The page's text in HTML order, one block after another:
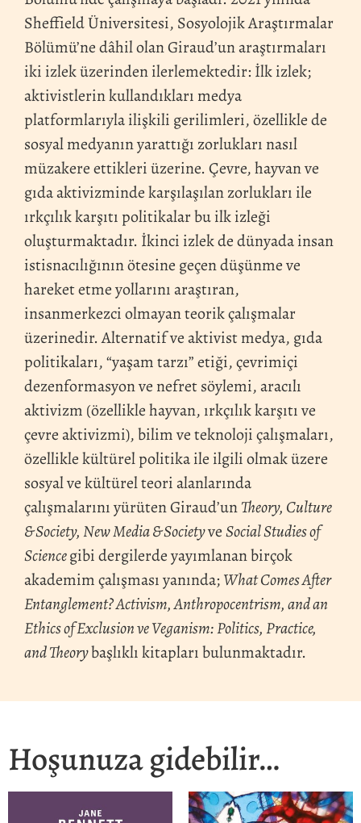
Sheffield Üniversitesi, Sosyolojik Araştırmalar
Bölümü’ne dâhil olan Giraud’un araştırmaları
iki izlek üzerinden ilerlemektedir: İlk izlek;
aktivistlerin kullandıkları medya
platformlarıyla ilişkili gerilimleri, özellikle de
sosyal medyanın yarattığı zorlukları nasıl
müzakere ettikleri üzerine. Çevre, hayvan ve
gıda aktivizminde karşılaşılan zorlukları ile
ırkçılık karşıtı politikalar bu ilk izleği
oluşturmaktadır. İkinci izlek de dünyada insan
istisnacılığının ötesine geçen düşünme ve
hareket etme yollarını araştıran,
insanmerkezci olmayan teorik çalışmalar
üzerinedir. Alternatif ve aktivist medya, gıda
politikaları, “yaşam tarzı” etiği, çevrimiçi
dezenformasyon ve nefret söylemi, aracılı
aktivizm (özellikle hayvan, ırkçılık karşıtı ve
çevre aktivizmi), bilim ve teknoloji çalışmaları,
özellikle kültürel politika ile ilgili olmak üzere
sosyal ve kültürel teori alanlarında
çalışmalarını yürüten Giraud’unTheory, Culture
& Society, New Media & SocietyveSocial Studies of
Sciencegibi dergilerde yayımlanan birçok
akademim çalışması yanında;What Comes After
Entanglement? Activism, Anthropocentrism, and an
Ethics of Exclusion ve Veganism: Politics, Practice,
and Theorybaşlıklı kitapları bulunmaktadır.
Hoşunuza gidebilir…